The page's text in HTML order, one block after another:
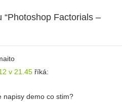
“Photoshop Factorials –
v 21.45 říká:
napisy demo co stim?